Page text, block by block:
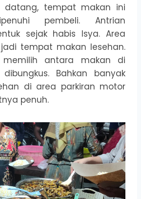
datang, tempat makan ini
pembeli. Antrian
sejak habis Isya. Area
tempat makan lesehan.
memilih antara makan di
Bahkan banyak
di area parkiran motor
penuh.